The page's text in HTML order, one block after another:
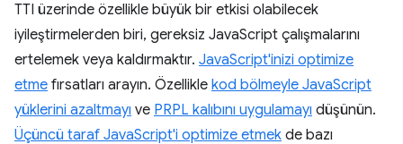
TTI üzerinde özellikle büyük bir etkisi olabilecek
iyileştirmelerden biri, gereksiz JavaScript çalışmalarını
ertelemek veya kaldırmaktır. JavaScript'inizi optimize
etme fırsatları arayın. Özellikle kod bölmeyle JavaScript
yüklerini azaltmayı ve PRPL kalıbını uygulamayı düşünün.
Üçüncü taraf JavaScript'i optimize etmek de bazı